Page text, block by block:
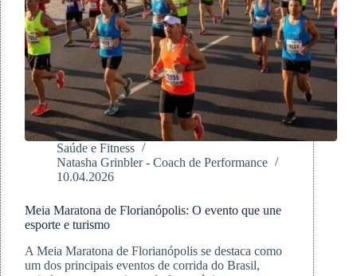
Saúde e Fitness
Natasha Grinbler - Coach de Performance
10.04.2026
Meia Maratona de Florianópolis: O evento que une
esporte e turismo
A Meia Maratona de Florianópolis se destaca como
um dos principais eventos de corrida do Brasil,